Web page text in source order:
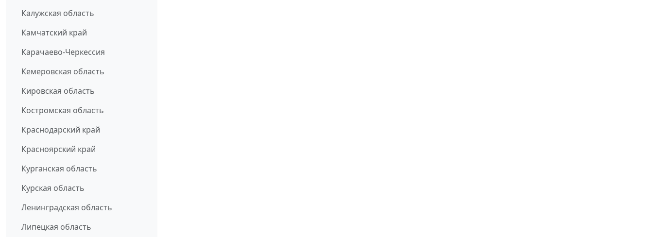
Калужская область
Камчатский край
Карачаево-Черкессия
Кемеровская область
Кировская область
Костромская область
Краснодарский край
Красноярский край
Курганская область
Курская область
Ленинградская область
Липецкая область